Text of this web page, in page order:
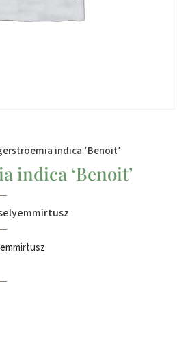
indica ‘Benoit’
indica ‘Benoit’